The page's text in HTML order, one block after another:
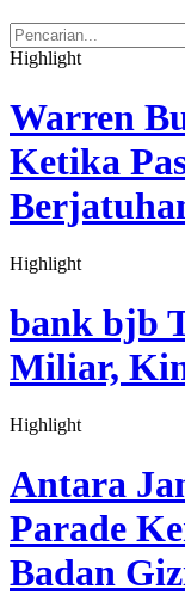
Highlight
Warren
Ketika
Highlight
bank bjb
Miliar,
Highlight
Antara
Parade
Badan